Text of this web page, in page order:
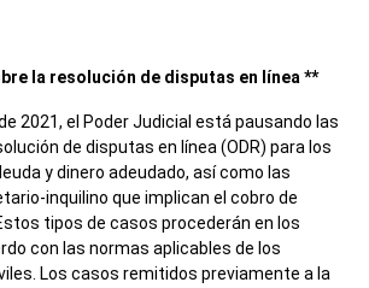
la resolución de disputas en línea **
2021, el Poder Judicial está pausando las
de disputas en línea (ODR) para los
y dinero adeudado, así como las
inquilino que implican el cobro de
tipos de casos procederán en los
con las normas aplicables de los
Los casos remitidos previamente a la